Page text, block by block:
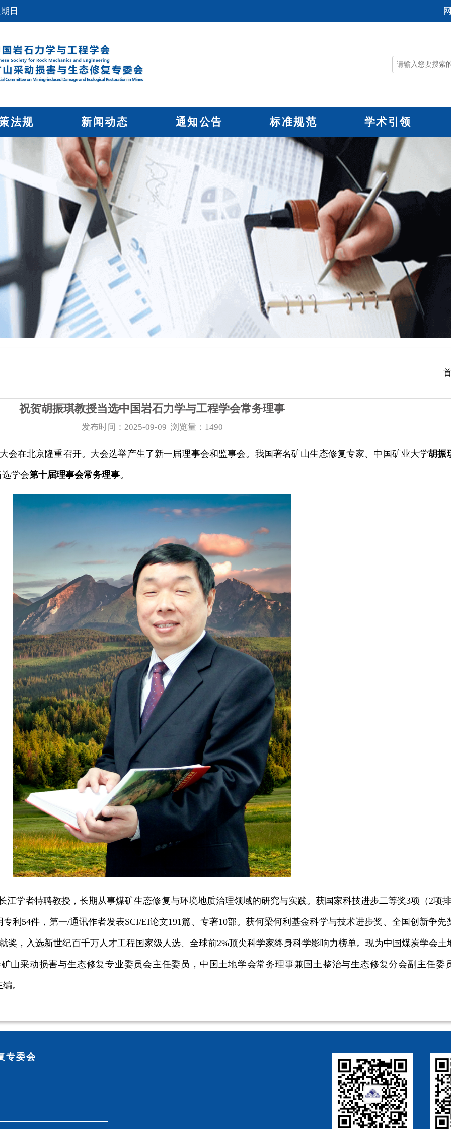
日
法规 新闻动态 通知公告 标准规范 学术引领
祝贺胡振琪教授当选中国岩石力学与工程学会常务理事
发布时间：2025-09-09 浏览量：1490
会在北京隆重召开。大会选举产生了新一届理事会和监事会。我国著名矿山生态修复专家、中国矿业大学胡振
学会第十届理事会常务理事。
江学者特聘教授，长期从事煤矿生态修复与环境地质治理领域的研究与实践。获国家科技进步二等奖3项（2项
利54件，第一/通讯作者发表SCI/EI论文191篇、专著10部。获何梁何利基金科学与技术进步奖、全国创新争先
，入选新世纪百千万人才工程国家级人选、全球前2%顶尖科学家终身科学影响力榜单。现为中国煤炭学会土
山采动损害与生态修复专业委员会主任委员，中国土地学会常务理事兼国土整治与生态修复分会副主任委
。
专委会